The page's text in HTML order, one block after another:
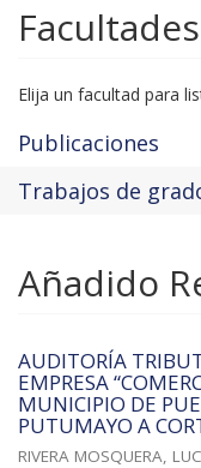
Elija un facultad para
Publicaciones
Trabajos de
Añadido
AUDITORÍA
EMPRESA
MUNICIPIO DE
PUTUMAYO A
RIVERA MOSQUERA,